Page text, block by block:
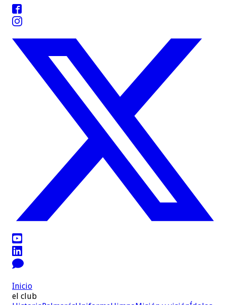
Inicio
el club